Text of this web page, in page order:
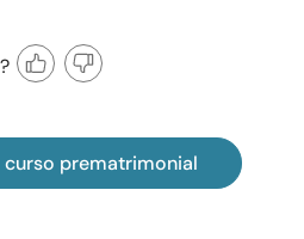
curso prematrimonial